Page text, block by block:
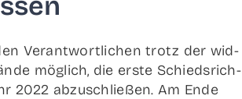
Ver­ant­wort­li­chen trotz der wid­
mög­lich, die ers­te Schieds­rich­
2022 abzu­schlie­ßen. Am Ende